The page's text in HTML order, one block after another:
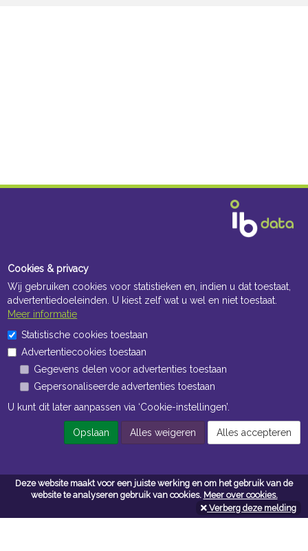
Deze website maakt voor een juiste werking en om het gebruik van de
website te analyseren gebruik van cookies. Meer over cookies.
Verberg deze melding
Openingstijden Kantoor
Openingstijden Magazijn
Navigatie
Algemene voorwaarden
Privacy
Cookies & privacy
Wij gebruiken cookies voor statistieken en, indien u dat toestaat,
advertentiedoeleinden. U kiest zelf wat u wel en niet toestaat.
Meer informatie
Statistische cookies toestaan
Advertentiecookies toestaan
Gegevens delen voor advertenties toestaan
Gepersonaliseerde advertenties toestaan
U kunt dit later aanpassen via ‘Cookie-instellingen’.
Opslaan Alles weigeren Alles accepteren